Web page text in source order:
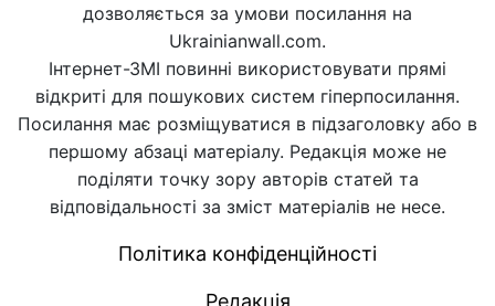
дозволяється за умови посилання на
Ukrainianwall.com.
Інтернет-ЗМІ повинні використовувати прямі
відкриті для пошукових систем гіперпосилання.
Посилання має розміщуватися в підзаголовку або в
першому абзаці матеріалу. Редакція може не
поділяти точку зору авторів статей та
відповідальності за зміст матеріалів не несе.
Політика конфіденційності
Редакція